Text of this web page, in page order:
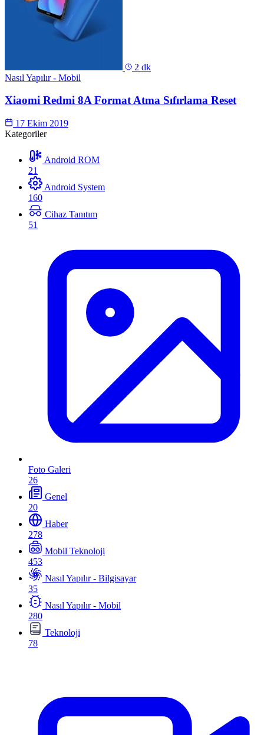
2 dk
Nasıl Yapılır - Mobil
Xiaomi Redmi 8A Format Atma Sıfırlama Reset
17 Ekim 2019
Kategoriler
Android ROM
21
Android System
160
Cihaz Tanıtım
51
Foto Galeri
26
Genel
20
Haber
278
Mobil Teknoloji
453
Nasıl Yapılır - Bilgisayar
35
Nasıl Yapılır - Mobil
280
Teknoloji
78